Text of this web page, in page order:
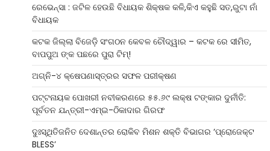
ରେଭେନ୍ସା : ଜଟିଳ ହେଉଛି ବିଧାୟକ ଶିକ୍ଷକ କଳି,କିଏ କହୁଛି ସତ,ରୁଟା ନାଁ
ବିଧାୟକ
କଟକ ଜିଲ୍ଲା ବିଜେଡ଼ି ସଂଗଠନ କେବଳ ଚୌଦ୍ୱାର – କଟକ ରେ ସୀମିତ,
ବାପପୁଅ ଙ୍କ ପଛରେ ପୁରା ଟିମ୍!
ଅଗ୍ନି-୪ କ୍ଷେପଣାସ୍ତ୍ରର ସଫଳ ପରୀକ୍ଷଣ
ପଟ୍ଟନାୟକ ପୋଖରୀ ନବୀକରଣରେ ୫୫.୬୯ ଲକ୍ଷ ଟଙ୍କାର ଦୁର୍ନୀତି:
ପୂର୍ବତନ ଯନ୍ତ୍ରୀ-ଏମ୍‌ଇ-ଠିକାଦାର ଗିରଫ
ଦୁଃସ୍ଥିତିଜନିତ ଦେଶାନ୍ତର ରୋକିବ ମିଶନ ଶକ୍ତି ବିଭାଗର ‘ପ୍ରୋଜେକ୍ଟ
BLESS’